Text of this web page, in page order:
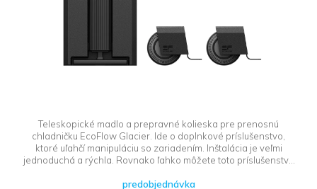
Teleskopické madlo a prepravné kolieska pre prenosnú
chladničku EcoFlow Glacier. Ide o doplnkové príslušenstvo,
ktoré uľahčí manipuláciu so zariadením. Inštalácia je veľmi
jednoduchá a rýchla. Rovnako ľahko môžete toto príslušenstvo
predobjednávka